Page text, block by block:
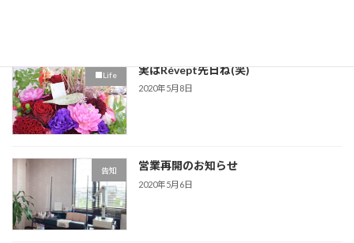
■Life 実はRévept先日ね(笑)
2020年5月8日
告知 営業再開のお知らせ
2020年5月6日